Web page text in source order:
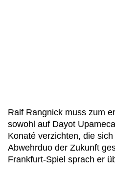
Ralf Rangnick muss zum
sowohl auf Dayot
Konaté verzichten, die
Abwehrduo der Zukunft
Frankfurt-Spiel sprach er